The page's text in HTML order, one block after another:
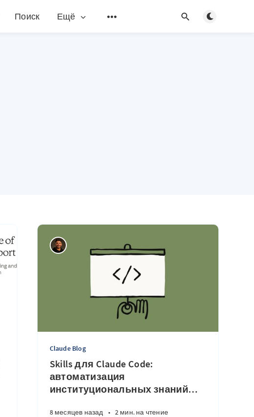
Поиск Ещё
Claude Blog
Skills для Claude Code:
автоматизация
институциональных знаний…
8 месяцев назад • 2 мин. на чтение